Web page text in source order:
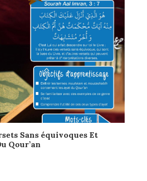
Sans équivoques Et
Qour’an